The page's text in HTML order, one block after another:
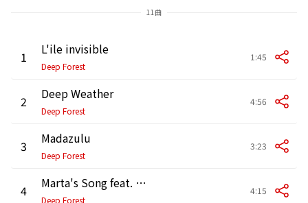
11曲
1 L'ile invisible
Deep Forest
1:45
2 Deep Weather
Deep Forest
4:56
3 Madazulu
Deep Forest
3:23
4 Marta's Song feat. Márta Sebestyén
Deep Forest
4:15